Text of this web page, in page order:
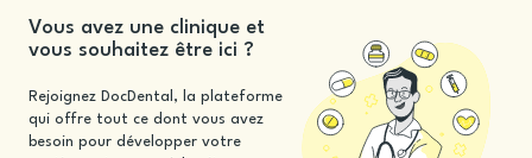
Vous avez une clinique et
vous souhaitez être ici ?
Rejoignez DocDental, la plateforme
qui offre tout ce dont vous avez
besoin pour développer votre